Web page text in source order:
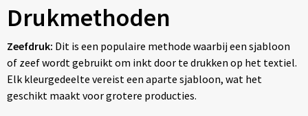
Drukmethoden
Zeefdruk: Dit is een populaire methode waarbij een sjabloon
of zeef wordt gebruikt om inkt door te drukken op het textiel.
Elk kleurgedeelte vereist een aparte sjabloon, wat het
geschikt maakt voor grotere producties.